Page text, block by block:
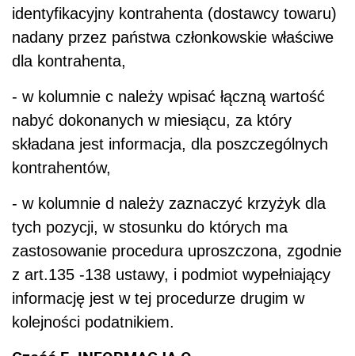
identyfikacyjny kontrahenta (dostawcy towaru)
nadany przez państwa członkowskie właściwe
dla kontrahenta,
- w kolumnie c należy wpisać łączną wartość
nabyć dokonanych w miesiącu, za który
składana jest informacja, dla poszczególnych
kontrahentów,
- w kolumnie d należy zaznaczyć krzyżyk dla
tych pozycji, w stosunku do których ma
zastosowanie procedura uproszczona, zgodnie
z art.135 -138 ustawy, i podmiot wypełniający
informację jest w tej procedurze drugim w
kolejności podatnikiem.